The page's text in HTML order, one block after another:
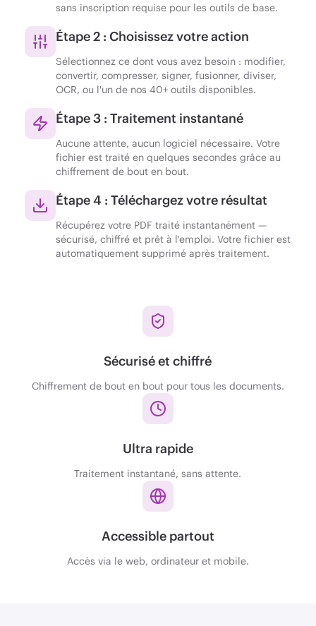
sans inscription requise pour les outils de base.
Étape 2 : Choisissez votre action
Sélectionnez ce dont vous avez besoin : modifier,
convertir, compresser, signer, fusionner, diviser,
OCR, ou l'un de nos 40+ outils disponibles.
Étape 3 : Traitement instantané
Aucune attente, aucun logiciel nécessaire. Votre
fichier est traité en quelques secondes grâce au
chiffrement de bout en bout.
Étape 4 : Téléchargez votre résultat
Récupérez votre PDF traité instantanément —
sécurisé, chiffré et prêt à l'emploi. Votre fichier est
automatiquement supprimé après traitement.
Sécurisé et chiffré
Chiffrement de bout en bout pour tous les documents.
Ultra rapide
Traitement instantané, sans attente.
Accessible partout
Accès via le web, ordinateur et mobile.